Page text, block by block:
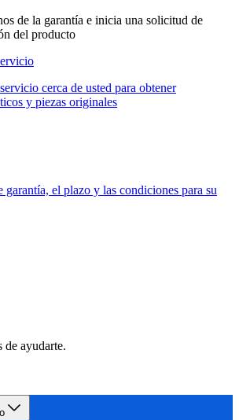
de la garantía e inicia una solicitud de
del producto
cerca de usted para obtener
y piezas originales
el plazo y las condiciones para su
de ayudarte.